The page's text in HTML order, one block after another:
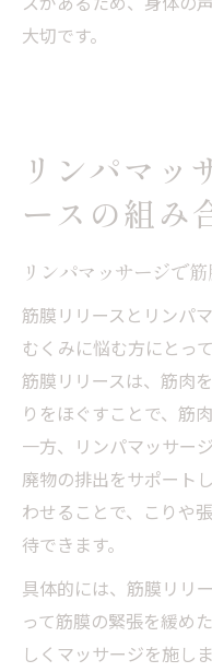
大切です。
リンパマッ
ースの組み
リンパマッサージで
筋膜リリースとリンパ
むくみに悩む方にとっ
筋膜リリースは、筋肉
りをほぐすことで、筋
一方、リンパマッサー
廃物の排出をサポート
わせることで、こりや
待できます。
具体的には、筋膜リリ
って筋膜の緊張を緩め
しくマッサージを施し